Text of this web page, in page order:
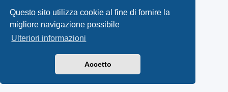
Questo sito utilizza cookie al fine di fornire la
migliore navigazione possibile
Ulteriori informazioni
Accetto